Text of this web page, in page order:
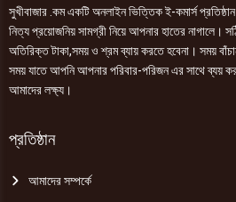
সুখীবাজার .কম একটি অনলাইন ভিত্তিক ই-কমার্স
নিত্য প্রয়োজনিয় সামগ্রী নিয়ে আপনার হাতের
অতিরিক্ত টাকা,সময় ও শ্রম ব্যায় করতে হবেনা। সময়
সময় যাতে আপনি আপনার পরিবার-পরিজন এর সাথে ব্যয়
আমাদের লক্ষ্য।
প্রতিষ্ঠান
আমাদের সম্পর্কে